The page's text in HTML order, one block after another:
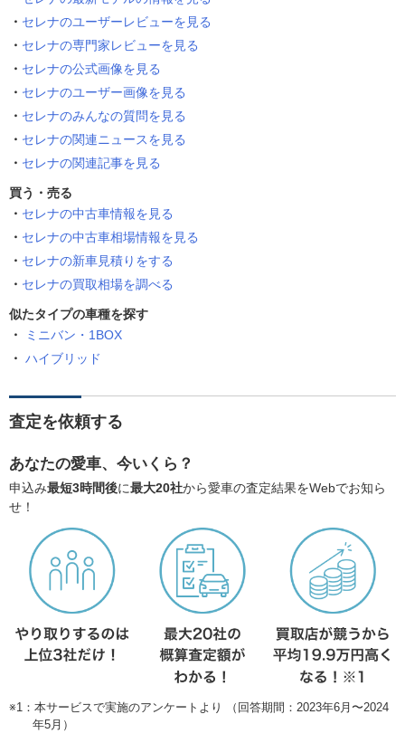
セレナのユーザーレビューを見る
セレナの専門家レビューを見る
セレナの公式画像を見る
セレナのユーザー画像を見る
セレナのみんなの質問を見る
セレナの関連ニュースを見る
セレナの関連記事を見る
買う・売る
セレナの中古車情報を見る
セレナの中古車相場情報を見る
セレナの新車見積りをする
セレナの買取相場を調べる
似たタイプの車種を探す
ミニバン・1BOX
ハイブリッド
査定を依頼する
あなたの愛車、今いくら？
申込み最短3時間後に最大20社から愛車の査定結果をWebでお知ら
せ！
※1：本サービスで実施のアンケートより （回答期間：2023年6月〜2024
年5月）